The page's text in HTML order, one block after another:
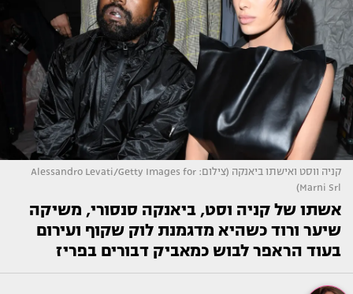
קניה ווסט ואישתו ביאנקה (צילום: Alessandro Levati/Getty Images for
Marni Srl)
אשתו של קניה וסט, ביאנקה סנסורי, משיקה
שיער ורוד כשהיא מדגמנת לוק שקוף ועירום
בעוד הראפר לבוש כמאביק דבורים בפריז